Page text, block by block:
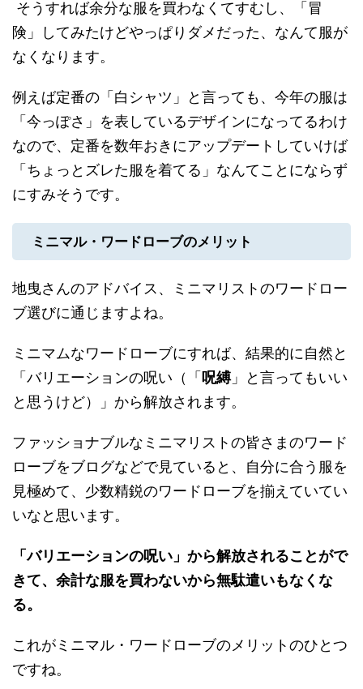
そうすれば余分な服を買わなくてすむし、「冒
険」してみたけどやっぱりダメだった、なんて服が
なくなります。
例えば定番の「白シャツ」と言っても、今年の服は
「今っぽさ」を表しているデザインになってるわけ
なので、定番を数年おきにアップデートしていけば
「ちょっとズレた服を着てる」なんてことにならず
にすみそうです。
ミニマル・ワードローブのメリット
地曳さんのアドバイス、ミニマリストのワードロー
ブ選びに通じますよね。
ミニマムなワードローブにすれば、結果的に自然と
「バリエーションの呪い（「 呪縛」と言ってもいい
と思うけど）」から解放されます。
ファッショナブルなミニマリストの皆さまのワード
ローブをブログなどで見ていると、自分に合う服を
見極めて、少数精鋭のワードローブを揃えていてい
いなと思います。
「バリエーションの呪い」から解放されることがで
きて、余計な服を買わないから無駄遣いもなくな
る。
これがミニマル・ワードローブのメリットのひとつ
ですね。